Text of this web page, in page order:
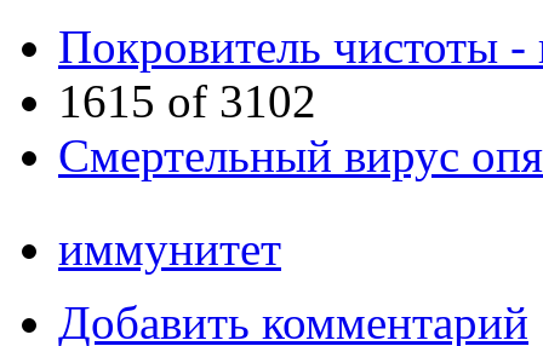
Покровитель чистоты -
1615 of 3102
Смертельный вирус
иммунитет
Добавить комментарий